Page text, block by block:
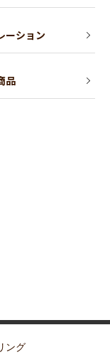
ーション
品